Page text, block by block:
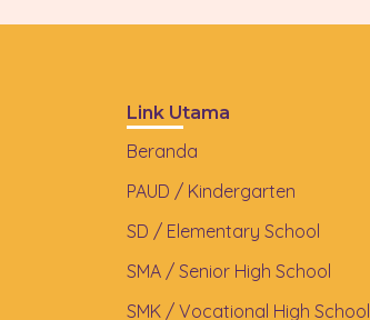
Link Utama
Beranda
PAUD / Kindergarten
SD / Elementary School
SMA / Senior High School
SMK / Vocational High School